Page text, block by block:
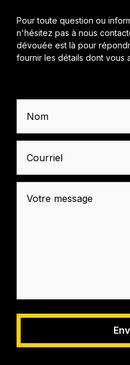
Pour toute question ou
n'hésitez pas à nous
dévouée est là pour
fournir les détails dont vous